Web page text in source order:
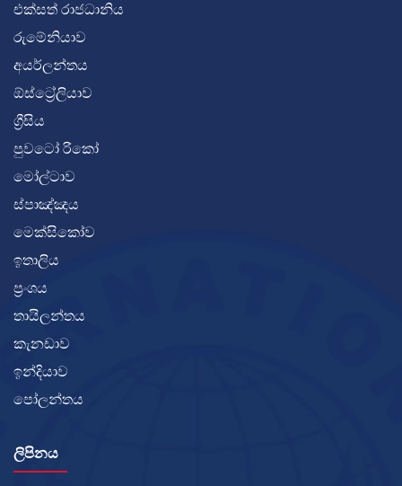
එක්සත් රාජධානිය
රුමේනියාව
අයර්ලන්තය
ඕස්ට්‍රේලියාව
ග්‍රීසිය
පුවටෝ රිකෝ
මෝල්ටාව
ස්පාඤ්ඤය
මෙක්සිකෝව
ඉතාලිය
ප්‍රංශය
තායිලන්තය
කැනඩාව
ඉන්දියාව
පෝලන්තය
ලිපිනය